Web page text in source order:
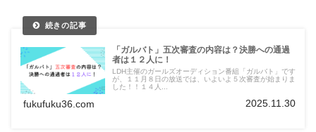
「ガルバト」五次審査の内容は？決勝への通過
者は１２人に！
LDH主催のガールズオーディション番組「ガルバト」です
が、１１月８日の放送では、いよいよ５次審査が始まりま
した！！１４人...
fukufuku36.com 2025.11.30